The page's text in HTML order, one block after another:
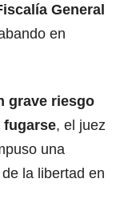
General
en
grave riesgo
fugarse, el juez
una
la libertad en